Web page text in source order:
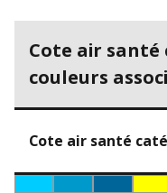
Cote air santé
couleurs
Cote air santé